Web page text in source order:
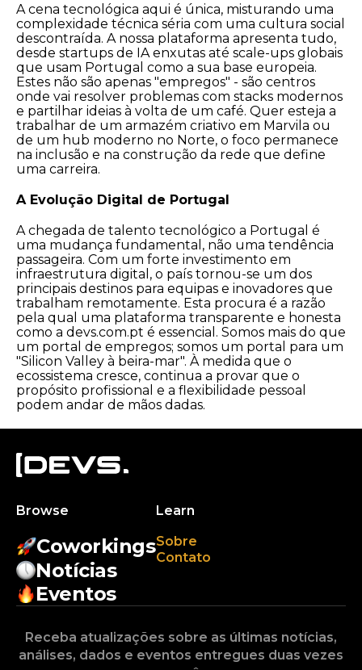
A cena tecnológica aqui é única, misturando uma
complexidade técnica séria com uma cultura social
descontraída. A nossa plataforma apresenta tudo,
desde startups de IA enxutas até scale-ups globais
que usam Portugal como a sua base europeia.
Estes não são apenas "empregos" - são centros
onde vai resolver problemas com stacks modernos
e partilhar ideias à volta de um café. Quer esteja a
trabalhar de um armazém criativo em Marvila ou
de um hub moderno no Norte, o foco permanece
na inclusão e na construção da rede que define
uma carreira.
A Evolução Digital de Portugal
A chegada de talento tecnológico a Portugal é
uma mudança fundamental, não uma tendência
passageira. Com um forte investimento em
infraestrutura digital, o país tornou-se um dos
principais destinos para equipas e inovadores que
trabalham remotamente. Esta procura é a razão
pela qual uma plataforma transparente e honesta
como a devs.com.pt é essencial. Somos mais do que
um portal de empregos; somos um portal para um
"Silicon Valley à beira-mar". À medida que o
ecossistema cresce, continua a provar que o
propósito profissional e a flexibilidade pessoal
podem andar de mãos dadas.
Browse
Coworkings
Notícias
Eventos
Learn
Sobre
Contato
Receba atualizações sobre as últimas notícias,
análises, dados e eventos entregues duas vezes